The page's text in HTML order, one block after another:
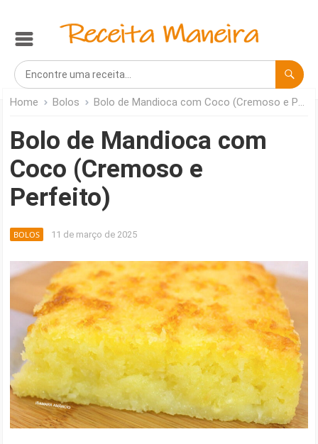
Home Bolos Bolo de Mandioca com Coco (Cremoso e Perfeito)
Bolo de Mandioca com
Coco (Cremoso e
Perfeito)
BOLOS 11 de março de 2025